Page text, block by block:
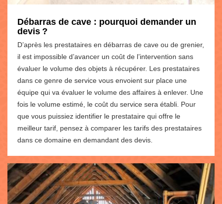
Débarras de cave : pourquoi demander un
devis ?
D’après les prestataires en débarras de cave ou de grenier,
il est impossible d’avancer un coût de l’intervention sans
évaluer le volume des objets à récupérer. Les prestataires
dans ce genre de service vous envoient sur place une
équipe qui va évaluer le volume des affaires à enlever. Une
fois le volume estimé, le coût du service sera établi. Pour
que vous puissiez identifier le prestataire qui offre le
meilleur tarif, pensez à comparer les tarifs des prestataires
dans ce domaine en demandant des devis.